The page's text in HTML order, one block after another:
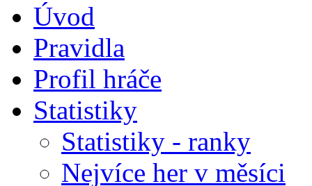
Úvod
Pravidla
Profil hráče
Statistiky
Statistiky - ranky
Nejvíce her v měsíci